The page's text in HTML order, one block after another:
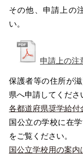
その他、申請上の
い。
申請上の注
保護者等の住所が
県へ申請してくださ
各都道府県奨学給付
国公立の学校に在
をご覧ください。
国公立学校用の案